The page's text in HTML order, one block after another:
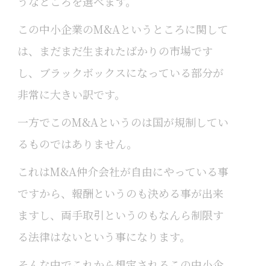
この中小企業のM&Aというところに関して
は、まだまだ生まれたばかりの市場です
し、ブラックボックスになっている部分が
非常に大きい訳です。
一方でこのM&Aというのは国が規制してい
るものではありません。
これはM&A仲介会社が自由にやっている事
ですから、報酬というのも決める事が出来
ますし、両手取引というのもなんら制限す
る法律はないという事になります。